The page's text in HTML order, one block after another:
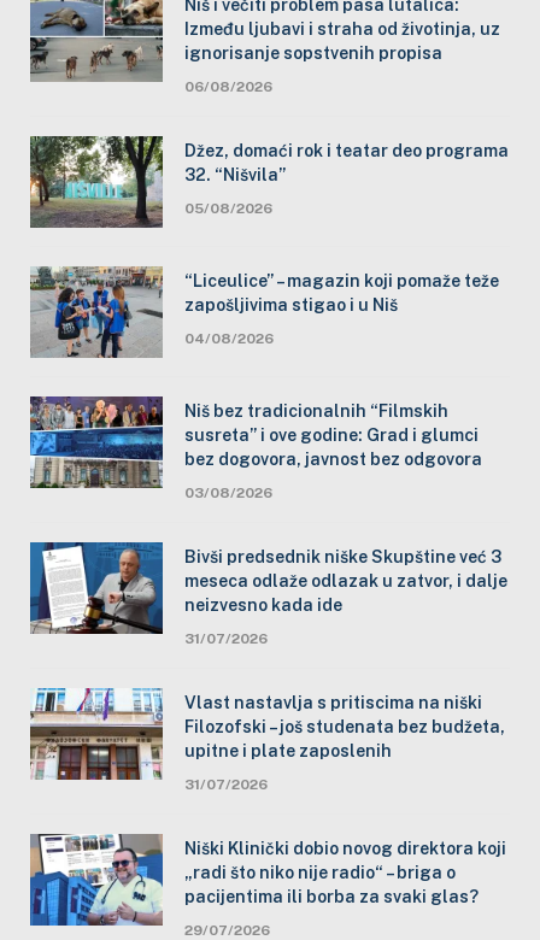
Niš i večiti problem pasa lutalica:
Između ljubavi i straha od životinja, uz
ignorisanje sopstvenih propisa
06/08/2026
Džez, domaći rok i teatar deo programa
32. “Nišvila”
05/08/2026
“Liceulice” – magazin koji pomaže teže
zapošljivima stigao i u Niš
04/08/2026
Niš bez tradicionalnih “Filmskih
susreta” i ove godine: Grad i glumci
bez dogovora, javnost bez odgovora
03/08/2026
Bivši predsednik niške Skupštine već 3
meseca odlaže odlazak u zatvor, i dalje
neizvesno kada ide
31/07/2026
Vlast nastavlja s pritiscima na niški
Filozofski – još studenata bez budžeta,
upitne i plate zaposlenih
31/07/2026
Niški Klinički dobio novog direktora koji
„radi što niko nije radio“ – briga o
pacijentima ili borba za svaki glas?
29/07/2026